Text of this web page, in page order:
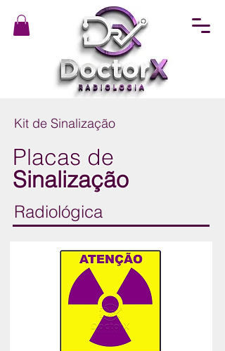
Kit de Sinalização
Placas de
Sinalização
Radiológica